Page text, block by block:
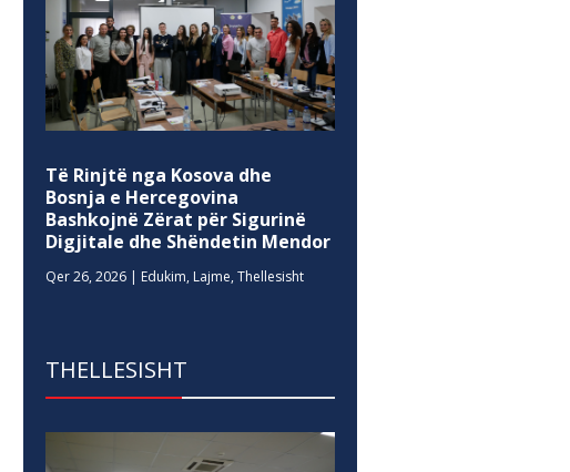
Të Rinjtë nga Kosova dhe
Bosnja e Hercegovina
Bashkojnë Zërat për Sigurinë
Digjitale dhe Shëndetin Mendor
Qer 26, 2026 | Edukim, Lajme,Thellesisht
THELLESISHT